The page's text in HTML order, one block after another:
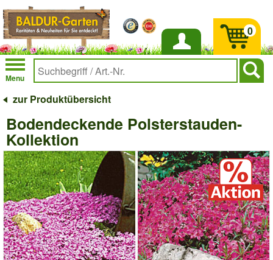
Anmelden
Menu
0
zur Produktübersicht
Bodendeckende Polsterstauden-
Kollektion